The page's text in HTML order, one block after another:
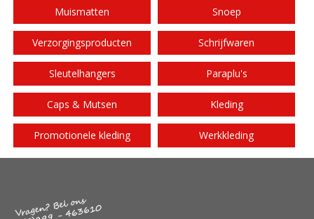
Muismatten Snoep
Verzorgingsproducten Schrijfwaren
Sleutelhangers Paraplu's
Caps & Mutsen Kleding
Promotionele kleding Werkkleding